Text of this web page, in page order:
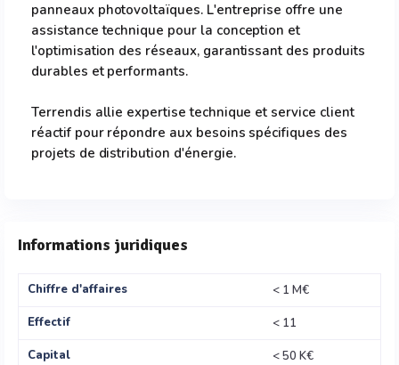
panneaux photovoltaïques. L'entreprise offre une
assistance technique pour la conception et
l'optimisation des réseaux, garantissant des produits
durables et performants.
Terrendis allie expertise technique et service client
réactif pour répondre aux besoins spécifiques des
projets de distribution d'énergie.
Informations juridiques
Chiffre d'affaires
< 1 M€
Effectif
< 11
Capital
< 50 K€